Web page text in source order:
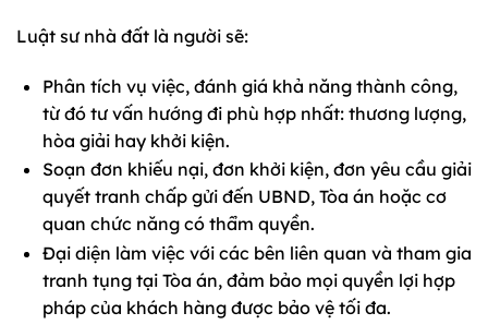
Luật sư nhà đất là người sẽ:
Phân tích vụ việc, đánh giá khả năng thành công,
từ đó tư vấn hướng đi phù hợp nhất: thương lượng,
hòa giải hay khởi kiện.
Soạn đơn khiếu nại, đơn khởi kiện, đơn yêu cầu giải
quyết tranh chấp gửi đến UBND, Tòa án hoặc cơ
quan chức năng có thẩm quyền.
Đại diện làm việc với các bên liên quan và tham gia
tranh tụng tại Tòa án, đảm bảo mọi quyền lợi hợp
pháp của khách hàng được bảo vệ tối đa.